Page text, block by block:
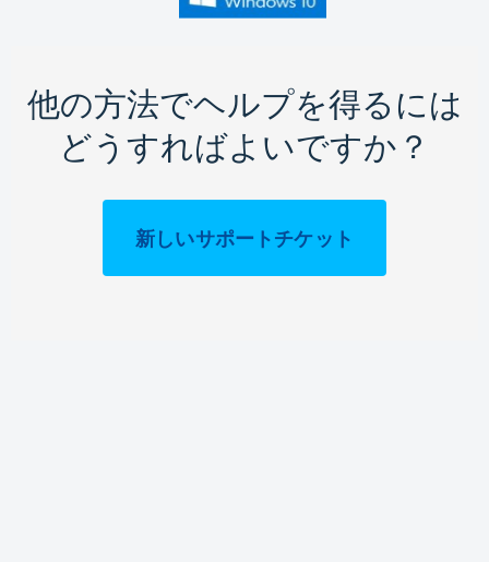
他の方法でヘルプを得るには
どうすればよいですか？
新しいサポートチケット